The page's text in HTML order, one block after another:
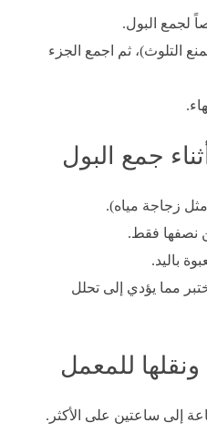
لجمع البول.
التلوث)، ثم اجمع الجزء
جمع البول
زجاجة مياه).
نصفها فقط.
باليد.
مما يؤدي إلى تحلل
للمعمل
إلى ساعتين على الأكثر.